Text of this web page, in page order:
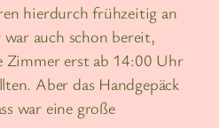
hierdurch frühzeitig an
auch schon bereit,
Zimmer erst ab 14:00 Uhr
Aber das Handgepäck
war eine große